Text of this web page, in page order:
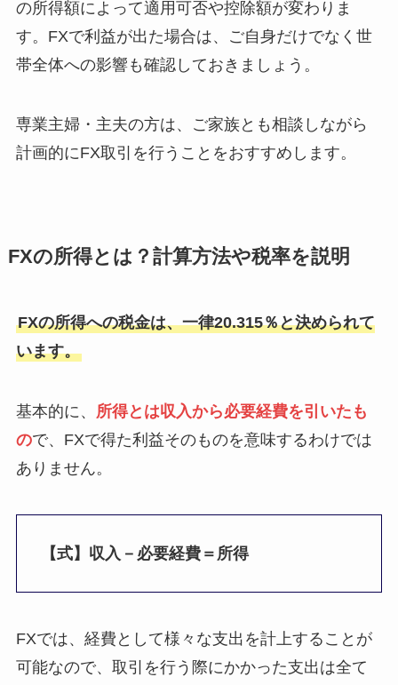
の所得額によって適用可否や控除額が変わりま
す。FXで利益が出た場合は、ご自身だけでなく世
帯全体への影響も確認しておきましょう。
専業主婦・主夫の方は、ご家族とも相談しながら
計画的にFX取引を行うことをおすすめします。
FXの所得とは？計算方法や税率を説明
FXの所得への税金は、一律20.315％と決められて
います。
基本的に、 所得とは収入から必要経費を引いたも
ので、FXで得た利益そのものを意味するわけでは
ありません。
【式】収入－必要経費＝所得
FXでは、経費として様々な支出を計上することが
可能なので、取引を行う際にかかった支出は全て